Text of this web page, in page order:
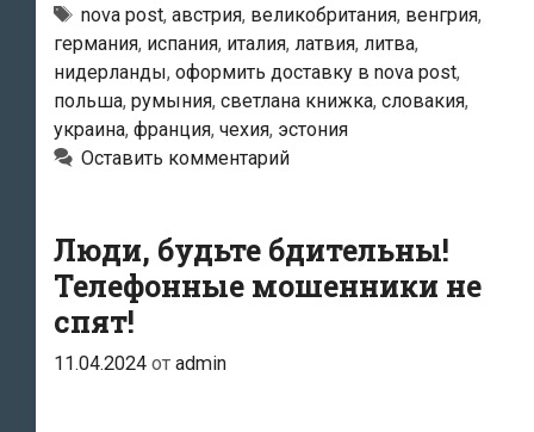
Nova
Post
продемонстрировала
в
Эстонии
году
рост
всем
Метки
nova post, австрия, великобритания, венгрия,
германия, испания, италия, латвия, литва,
нидерланды, оформить доставку в nova post,
польша, румыния, светлана книжка, словакия,
украина, франция, чехия, эстония
Оставить комментарий
Люди, будьте бдительны!
Телефонные мошенники не
спят!
11.04.2024 от admin